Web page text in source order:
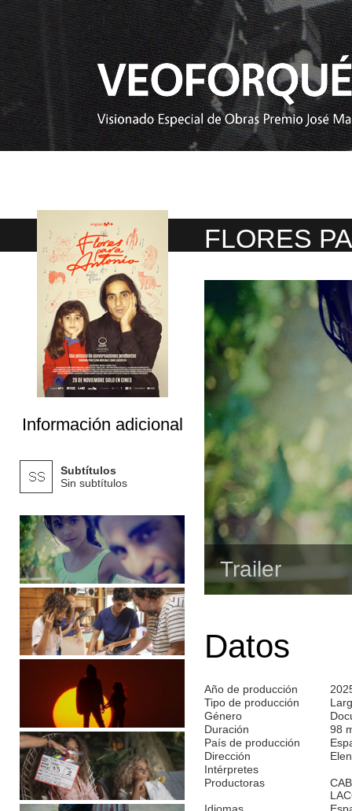
Información adicional
Subtítulos
Sin subtítulos
FLORES
Trailer
Datos
Año de producción
Tipo de producción
Género
Duración
98
País de producción
Dirección
Intérpretes
Productoras
Idiomas